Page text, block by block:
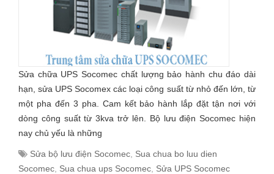
Sửa chữa UPS Socomec chất lượng bảo hành chu đáo dài
hạn, sửa UPS Socomex các loại công suất từ nhỏ đến lớn, từ
một pha đến 3 pha. Cam kết bảo hành lắp đặt tận nơi với
dòng công suất từ 3kva trở lên. Bộ lưu điện Socomec hiện
nay chủ yếu là những
Sửa bộ lưu điện Socomec Sua chua bo luu dien
Socomec Sua chua ups Socomec Sửa UPS Socomec